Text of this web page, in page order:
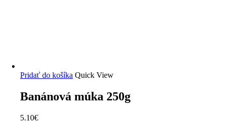
Pridať do košíka Quick View
Banánová múka 250g
5.10€